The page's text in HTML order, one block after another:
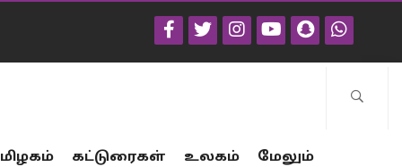
கட்டுரைகள் உலகம் மேலும்